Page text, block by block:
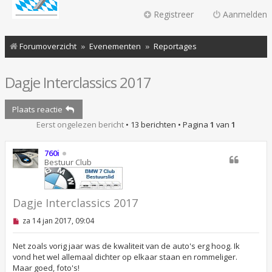
Aanmelden
Registreer
Forumoverzicht Evenementen Reportages
Dagje Interclassics 2017
Plaats reactie
Eerst ongelezen bericht • 13 berichten • Pagina 1 van 1
760i
Bestuur Club
Dagje Interclassics 2017
O
e
l
e
za 14 jan 2017, 09:04
Net zoals vorig jaar was de kwaliteit van de auto's erg hoog. Ik
vond het wel allemaal dichter op elkaar staan en rommeliger.
Maar goed, foto's!